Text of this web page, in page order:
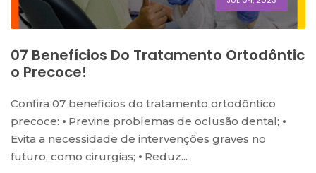
07 Benefícios Do Tratamento Ortodôntic
O Precoce!
Confira 07 benefícios do tratamento ortodôntico
precoce: ⦁ Previne problemas de oclusão dental; ⦁
Evita a necessidade de intervenções graves no
futuro, como cirurgias; ⦁ Reduz...